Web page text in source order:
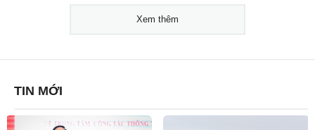
Xem thêm
TIN MỚI